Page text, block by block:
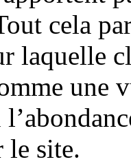
cela
laquelle
une
le site.